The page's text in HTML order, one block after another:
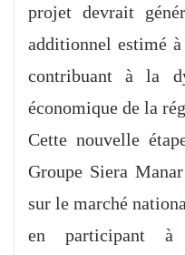
projet devrait
additionnel estimé
contribuant à la
économique de la
Cette nouvelle
Groupe Siera
sur le marché
en participant à